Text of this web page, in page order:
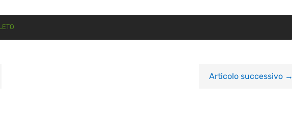
Articolo successivo→